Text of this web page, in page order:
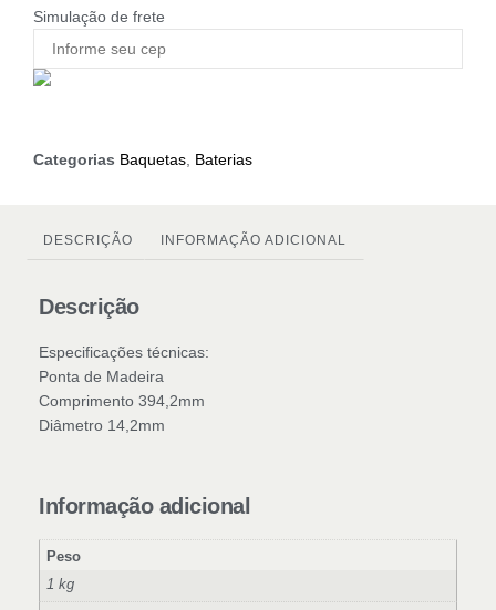
Simulação de frete
Categorias Baquetas Baterias
DESCRIÇÃO INFORMAÇÃO ADICIONAL
Descrição
Especificações técnicas:
Ponta de Madeira
Comprimento 394,2mm
Diâmetro 14,2mm
Informação adicional
Peso
1 kg